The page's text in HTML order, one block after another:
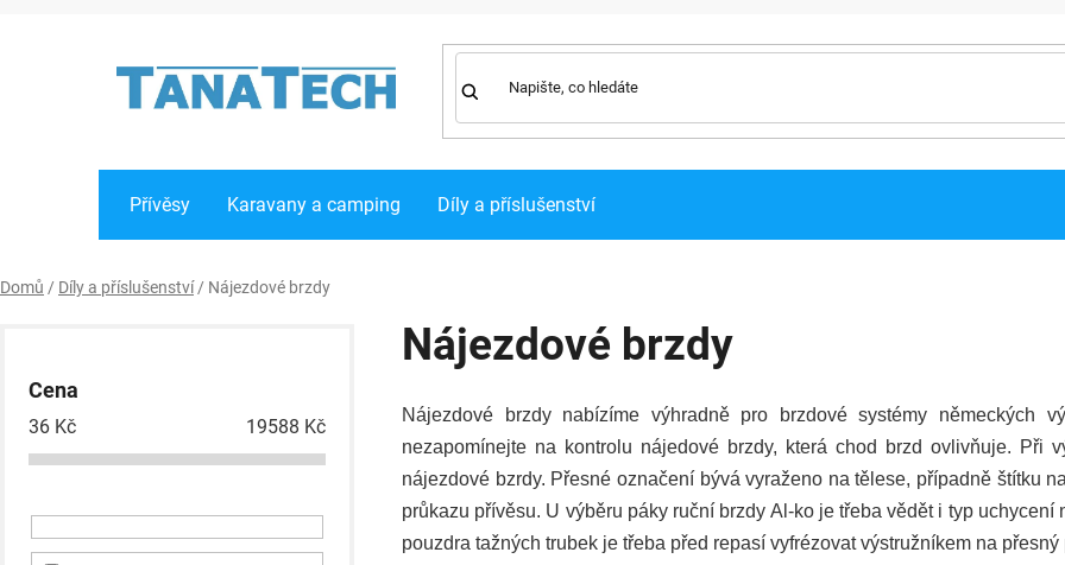
Přívěsy Karavany a camping Díly a příslušenství
Domů / Díly a příslušenství / Nájezdové brzdy
Cena
36 Kč 19588 Kč
Nájezdové brzdy
Nájezdové brzdy nabízíme výhradně pro brzdové systémy německých
nezapomínejte na kontrolu nájedové brzdy, která chod brzd ovlivňuje. Při
nájezdové bzrdy. Přesné označení bývá vyraženo na tělese, případně štítku
průkazu přívěsu. U výběru páky ruční brzdy Al-ko je třeba vědět i typ
pouzdra tažných trubek je třeba před repasí vyfrézovat výstružníkem na